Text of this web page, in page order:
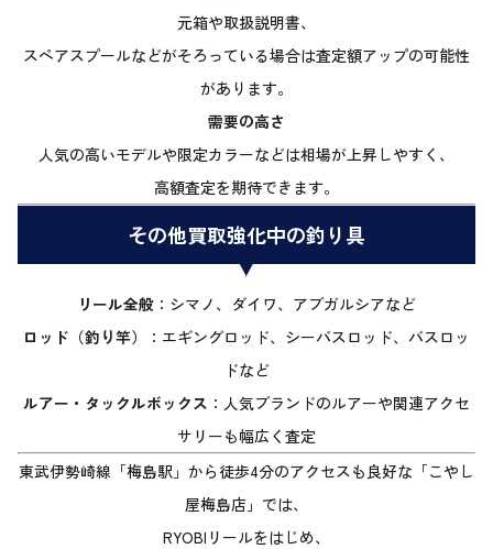
元箱や取扱説明書、
スペアスプールなどがそろっている場合は査定額アップの可能性
があります。
需要の高さ
人気の高いモデルや限定カラーなどは相場が上昇しやすく、
高額査定を期待できます。
その他買取強化中の釣り具
リール全般 ：シマノ、ダイワ、アブガルシアなど
ロッド（釣り竿）
：エギングロッド、シーバスロッド、バスロッ
ドなど
ルアー・タックルボックス ：人気ブランドのルアーや関連アクセ
サリーも幅広く査定
東武伊勢崎線「梅島駅」から徒歩4分のアクセスも良好な「こやし
屋梅島店」では、
RYOBIリールをはじめ、